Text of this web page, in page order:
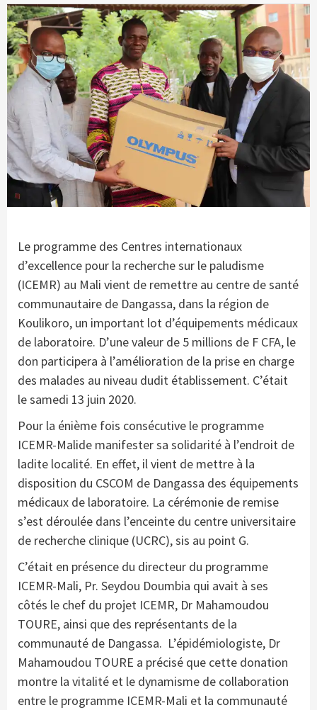
Le programme des Centres internationaux
d’excellence pour la recherche sur le paludisme
(ICEMR) au Mali vient de remettre au centre de santé
communautaire de Dangassa, dans la région de
Koulikoro, un important lot d’équipements médicaux
de laboratoire. D’une valeur de 5 millions de F CFA, le
don participera à l’amélioration de la prise en charge
des malades au niveau dudit établissement. C’était
le samedi 13 juin 2020.
Pour la énième fois consécutive le programme
ICEMR-Malide manifester sa solidarité à l’endroit de
ladite localité. En effet, il vient de mettre à la
disposition du CSCOM de Dangassa des équipements
médicaux de laboratoire. La cérémonie de remise
s’est déroulée dans l’enceinte du centre universitaire
de recherche clinique (UCRC), sis au point G.
C’était en présence du directeur du programme
ICEMR-Mali, Pr. Seydou Doumbia qui avait à ses
côtés le chef du projet ICEMR, Dr Mahamoudou
TOURE, ainsi que des représentants de la
communauté de Dangassa. L’épidémiologiste, Dr
Mahamoudou TOURE a précisé que cette donation
montre la vitalité et le dynamisme de collaboration
entre le programme ICEMR-Mali et la communauté